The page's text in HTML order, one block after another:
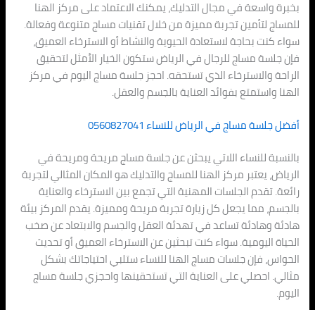
بخبرة واسعة في مجال التدليك، يمكنك الاعتماد على مركز الهنا
للمساج لتأمين تجربة مميزة من خلال تقنيات مساج متنوعة وفعالة.
سواء كنت بحاجة لاستعادة الحيوية والنشاط أو الاسترخاء العميق،
فإن جلسة مساج للرجال في الرياض ستكون الخيار الأمثل لتحقيق
الراحة والاسترخاء الذي تستحقه. احجز جلسة مساج اليوم في مركز
الهنا واستمتع بفوائد العناية بالجسم والعقل.
أفضل جلسة مساج في الرياض للنساء 0560827041
بالنسبة للنساء اللاتي يبحثن عن جلسة مساج مريحة ومريحة في
الرياض، يعتبر مركز الهنا للمساج والتدليك هو المكان المثالي لتجربة
رائعة. تقدم الجلسات المهنية التي تجمع بين الاسترخاء والعناية
بالجسم، مما يجعل كل زيارة تجربة مريحة ومميزة. يقدم المركز بيئة
هادئة وهادئة تساعد في تهدئة العقل والجسم والابتعاد عن صخب
الحياة اليومية. سواء كنت تبحثين عن الاسترخاء العميق أو تحديث
الحواس، فإن جلسات مساج الهنا للنساء ستلبي احتياجاتك بشكل
مثالي. احصلي على العناية التي تستحقينها واحجزي جلسة مساج
اليوم.